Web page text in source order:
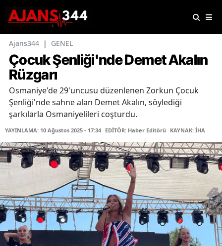
Ajans344 | GENEL
Çocuk Şenliği'nde Demet Akalın
Rüzgarı
Osmaniye'de 29'uncusu düzenlenen Zorkun Çocuk
Şenliği'nde sahne alan Demet Akalın, söylediği
şarkılarla Osmaniyelileri coşturdu.
YAYINLAMA: 10 Ağustos 2025 - 17:34 EDİTÖR: Haber Editörü KAYNAK: İHA